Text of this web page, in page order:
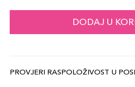
DODAJ U
PROVJERI RASPOLOŽIVOST U